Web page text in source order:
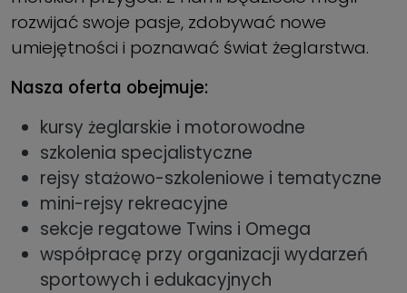
rozwijać swoje pasje, zdobywać nowe
umiejętności i poznawać świat żeglarstwa.
Nasza oferta obejmuje:
kursy żeglarskie i motorowodne
szkolenia specjalistyczne
rejsy stażowo-szkoleniowe i tematyczne
mini-rejsy rekreacyjne
sekcje regatowe Twins i Omega
współpracę przy organizacji wydarzeń
sportowych i edukacyjnych